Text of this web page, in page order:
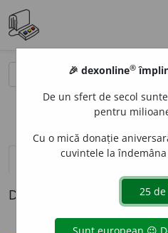
definiții (1) pronunțievolume_up
Definiția cu ID-ul 69669:
🎉 dexonline®
De un sfert de secol
pentru
Cu o mică donație
cuvintele la